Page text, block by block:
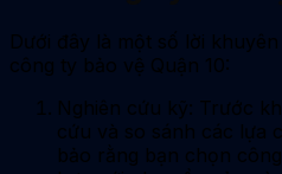
Dưới đây là một số lời
công ty bảo vệ Quận 10:
Nghiên cứu kỹ: Trước
cứu và so sánh các lựa
bảo rằng bạn chọn